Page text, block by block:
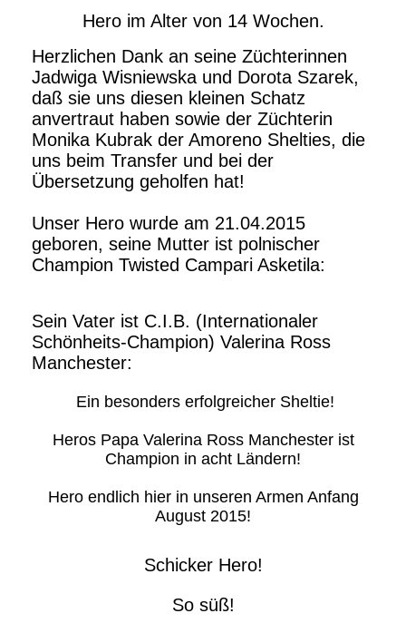
Hero im Alter von 14 Wochen.
Herzlichen Dank an seine Züchterinnen
Jadwiga Wisniewska und Dorota Szarek,
daß sie uns diesen kleinen Schatz
anvertraut haben sowie der Züchterin
Monika Kubrak der Amoreno Shelties, die
uns beim Transfer und bei der
Übersetzung geholfen hat!
Unser Hero wurde am 21.04.2015
geboren, seine Mutter ist polnischer
Champion Twisted Campari Asketila:
Sein Vater ist C.I.B. (Internationaler
Schönheits-Champion) Valerina Ross
Manchester:
Ein besonders erfolgreicher Sheltie!
Heros Papa Valerina Ross Manchester ist
Champion in acht Ländern!
Hero endlich hier in unseren Armen Anfang
August 2015!
Schicker Hero!
So süß!